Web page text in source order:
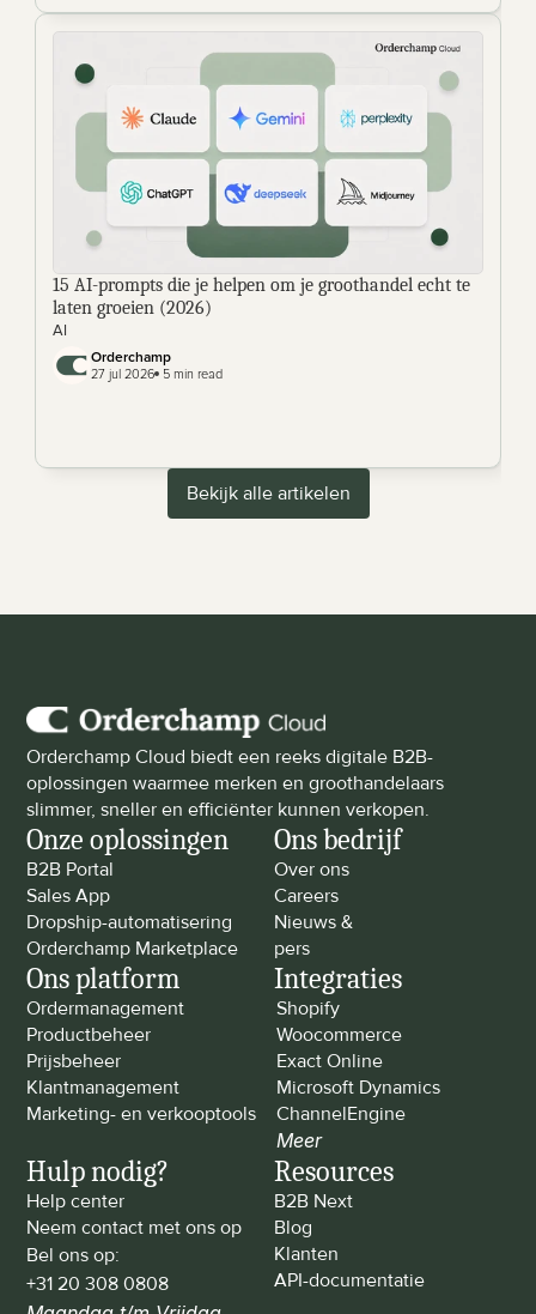
15 AI-prompts die je helpen om je groothandel echt te
laten groeien (2026)
AI
Orderchamp
27 jul 2026 5 min read
Bekijk alle artikelen
Orderchamp Cloud biedt een reeks digitale B2B-
oplossingen waarmee merken en groothandelaars
slimmer, sneller en efficiënter kunnen verkopen.
Onze oplossingen
B2B Portal
Sales App
Dropship-automatisering
Orderchamp Marketplace
Ons bedrijf
Over ons
Careers
Nieuws &
pers
Ons platform
Ordermanagement
Productbeheer
Prijsbeheer
Klantmanagement
Marketing- en verkooptools
Integraties
Shopify
Woocommerce
Exact Online
Microsoft Dynamics
ChannelEngine
Meer
Hulp nodig?
Help center
Neem contact met ons op
Bel ons op:
+31 20 308 0808
Resources
B2B Next
Blog
Klanten
API-documentatie